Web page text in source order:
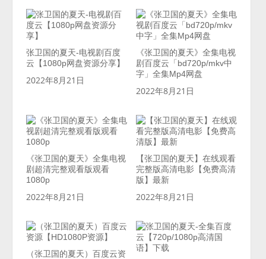
张卫国的夏天-电视剧百度
云【1080p网盘资源分享】
2022年8月21日
《张卫国的夏天》全集电视
剧百度云「bd720p/mkv中
字」全集Mp4网盘
2022年8月21日
《张卫国的夏天》全集电视
剧超清完整观看版观看
1080p
2022年8月21日
【张卫国的夏天】在线观看
完整版高清电影【免费高清
版】最新
2022年8月21日
（张卫国的夏天）百度云资